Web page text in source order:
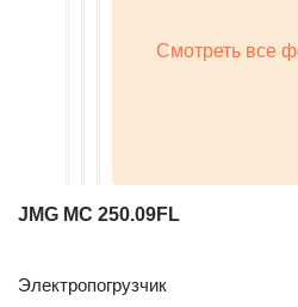
JMG MC 250.09FL
Электропогрузчик